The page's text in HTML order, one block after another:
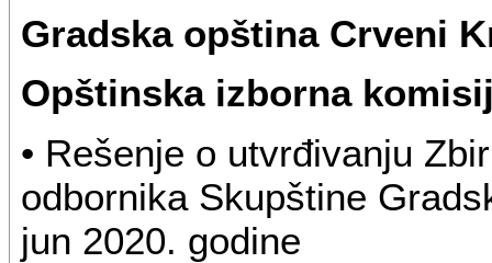
Gradska opština Crveni
Opštinska izborna
• Rešenje o utvrđivanju
odbornika Skupštine
jun 2020. godine